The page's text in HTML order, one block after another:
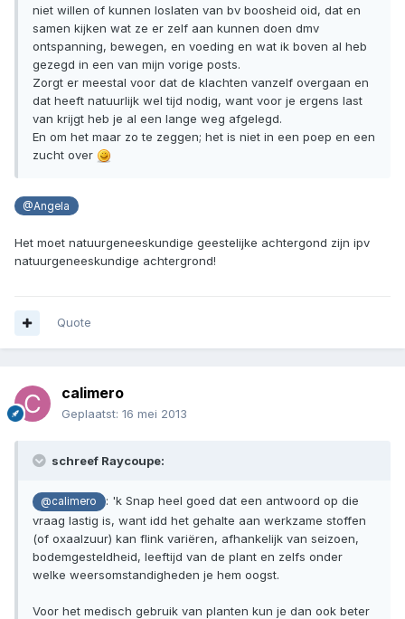
niet willen of kunnen loslaten van bv boosheid oid, dat en
samen kijken wat ze er zelf aan kunnen doen dmv
ontspanning, bewegen, en voeding en wat ik boven al heb
gezegd in een van mijn vorige posts.
Zorgt er meestal voor dat de klachten vanzelf overgaan en
dat heeft natuurlijk wel tijd nodig, want voor je ergens last
van krijgt heb je al een lange weg afgelegd.
En om het maar zo te zeggen; het is niet in een poep en een
zucht over
@Angela
Het moet natuurgeneeskundige geestelijke achtergond zijn ipv
natuurgeneeskundige achtergrond!
Quote
calimero
Geplaatst: 16 mei 2013
schreef Raycoupe:
@calimero
: 'k Snap heel goed dat een antwoord op die
vraag lastig is, want idd het gehalte aan werkzame stoffen
(of oxaalzuur) kan flink variëren, afhankelijk van seizoen,
bodemgesteldheid, leeftijd van de plant en zelfs onder
welke weersomstandigheden je hem oogst.
Voor het medisch gebruik van planten kun je dan ook beter